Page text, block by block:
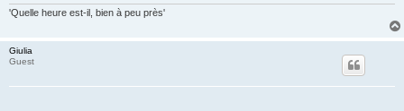
'Quelle heure est-il, bien à peu près'
Giulia
Guest